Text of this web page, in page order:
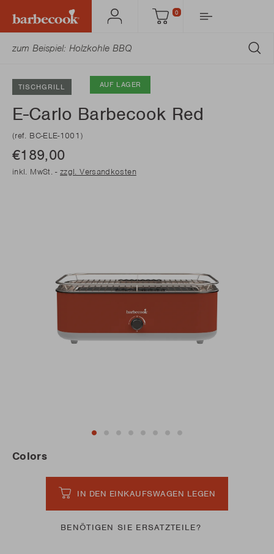
Mein
Einkaufswagen
0
TISCHGRILL AUF LAGER
E-Carlo Barbecook Red
(ref. BC-ELE-1001)
€189,00
inkl. MwSt. -zzgl. Versandkosten
Colors
IN DEN EINKAUFSWAGEN LEGEN
BENÖTIGEN SIE ERSATZTEILE?